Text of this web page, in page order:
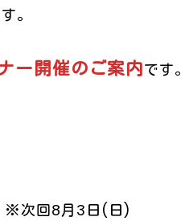
。
ー開催のご案内です。
※次回8月3日(日)